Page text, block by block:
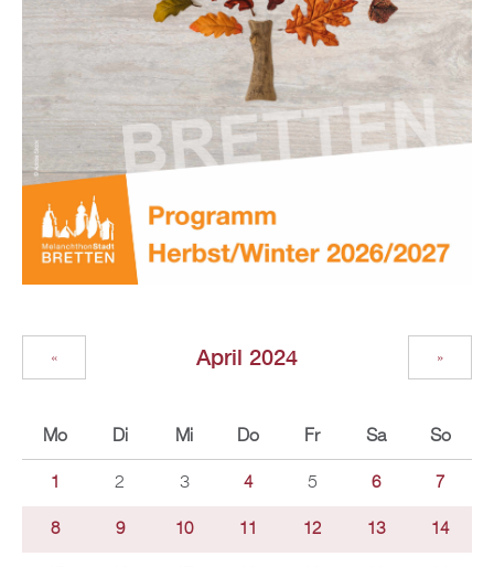
April 2024
« »
Mo Di Mi Do Fr Sa So
1 2 3 4 5 6 7
8 9 10 11 12 13 14